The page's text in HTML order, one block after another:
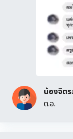
น้องจิต
ต.อ.